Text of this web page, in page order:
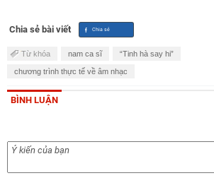
Chia sẻ bài viết
Từ khóa nam ca sĩ “Tinh hà say hi”
chương trình thực tế về âm nhạc
BÌNH LUẬN